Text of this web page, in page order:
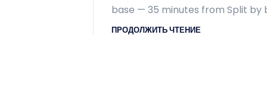
base — 35 minutes from Split by
ПРОДОЛЖИТЬ ЧТЕНИЕ